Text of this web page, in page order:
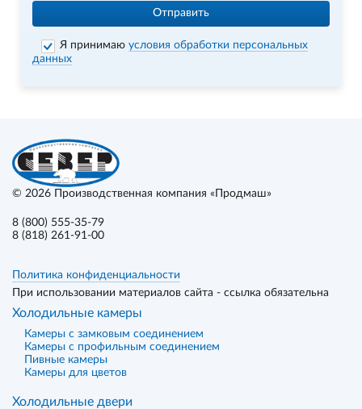
Отправить
Я принимаюусловия обработки персональных
данных
© 2026 Производственная компания «Продмаш»
8 (800) 555-35-79
8 (818) 261-91-00
Политика конфиденциальности
При использовании материалов сайта - ссылка обязательна
Холодильные камеры
Камеры с замковым соединением
Камеры с профильным соединением
Пивные камеры
Камеры для цветов
Холодильные двери